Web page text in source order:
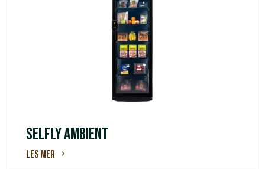
SELFLY AMBIENT
Les mer